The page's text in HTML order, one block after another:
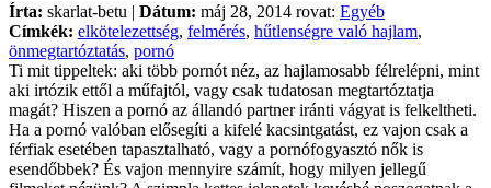
Írta: skarlat-betu | Dátum: máj 28, 2014 rovat: Egyéb
Címkék: elkötelezettség, felmérés, hűtlenségre való hajlam,
önmegtartóztatás, pornó
Ti mit tippeltek: aki több pornót néz, az hajlamosabb félrelépni, mint
aki irtózik ettől a műfajtól, vagy csak tudatosan megtartóztatja
magát? Hiszen a pornó az állandó partner iránti vágyat is felkeltheti.
Ha a pornó valóban elősegíti a kifelé kacsintgatást, ez vajon csak a
férfiak esetében tapasztalható, vagy a pornófogyasztó nők is
esendőbbek? És vajon mennyire számít, hogy milyen jellegű